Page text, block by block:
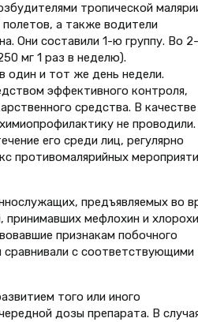
тропической
а также водители
Они составили 1-ю группу. Во
мг 1 раз в неделю).
один и тот же день недели.
эффективного контроля,
средства. В качестве
не проводили.
его среди лиц, регулярно
противомалярийных
предъявляемых во
принимавших мефлохин и
признакам побочного
сравнивали с соответствующими
того или иного
дозы препарата. В